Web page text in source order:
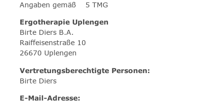
Angaben gemäß § 5 TMG
Ergotherapie Uplengen
Birte Diers B.A.
Raiffeisenstraße 10
26670 Uplengen
Vertretungsberechtigte Personen:
Birte Diers
E-Mail-Adresse: